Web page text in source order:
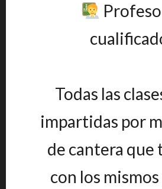
Todas las
impartidas por
de cantera que
con los